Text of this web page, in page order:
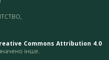
Commons Attribution 4.0
інше.